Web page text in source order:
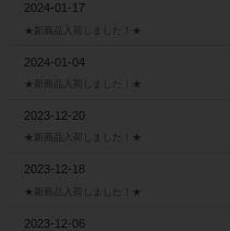
2024-01-17
★新商品入荷しました！★
2024-01-04
★新商品入荷しました！★
2023-12-20
★新商品入荷しました！★
2023-12-18
★新商品入荷しました！★
2023-12-06